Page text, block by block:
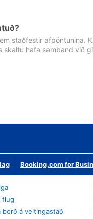
staðfestir afpöntunina.
hafa samband við
Booking.com for
flug
borð á veitingastað